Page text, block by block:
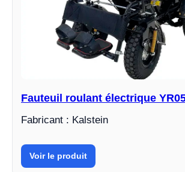
Fauteuil roulant électrique
Fabricant : Kalstein
Voir le produit